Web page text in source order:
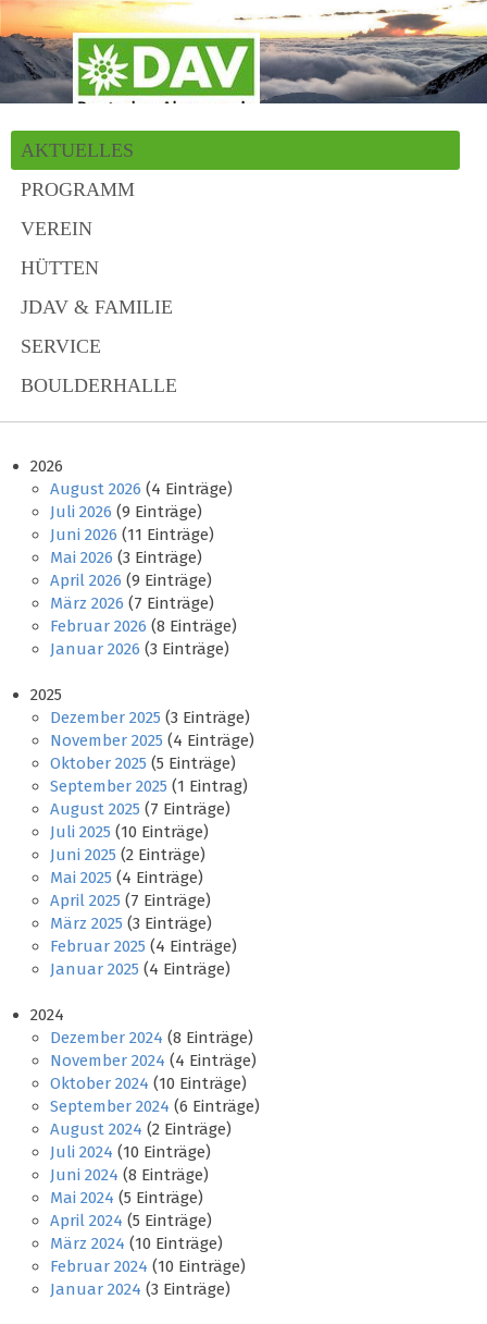
AKTUELLES
PROGRAMM
VEREIN
HÜTTEN
JDAV & FAMILIE
SERVICE
BOULDERHALLE
2026
August 2026 (4 Einträge)
Juli 2026 (9 Einträge)
Juni 2026 (11 Einträge)
Mai 2026 (3 Einträge)
April 2026 (9 Einträge)
März 2026 (7 Einträge)
Februar 2026 (8 Einträge)
Januar 2026 (3 Einträge)
2025
Dezember 2025 (3 Einträge)
November 2025 (4 Einträge)
Oktober 2025 (5 Einträge)
September 2025 (1 Eintrag)
August 2025 (7 Einträge)
Juli 2025 (10 Einträge)
Juni 2025 (2 Einträge)
Mai 2025 (4 Einträge)
April 2025 (7 Einträge)
März 2025 (3 Einträge)
Februar 2025 (4 Einträge)
Januar 2025 (4 Einträge)
2024
Dezember 2024 (8 Einträge)
November 2024 (4 Einträge)
Oktober 2024 (10 Einträge)
September 2024 (6 Einträge)
August 2024 (2 Einträge)
Juli 2024 (10 Einträge)
Juni 2024 (8 Einträge)
Mai 2024 (5 Einträge)
April 2024 (5 Einträge)
März 2024 (10 Einträge)
Februar 2024 (10 Einträge)
Januar 2024 (3 Einträge)